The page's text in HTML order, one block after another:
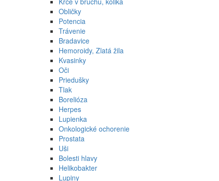
Obličky
Potencia
Trávenie
Bradavice
Hemoroidy, Zlatá žila
Kvasinky
Oči
Priedušky
Tlak
Borelióza
Herpes
Lupienka
Onkologické ochorenie
Prostata
Uši
Bolesti hlavy
Helikobakter
Lupiny